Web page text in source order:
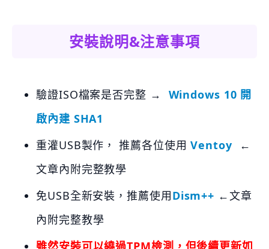
安裝說明&注意事項
驗證ISO檔案是否完整 → Windows 10 開
啟內建 SHA1
重灌USB製作， 推薦各位使用Ventoy
←
文章內附完整教學
免USB全新安裝，推薦使用Dism++ ←文章
內附完整教學
雖然安裝可以繞過TPM檢測，但後續更新如